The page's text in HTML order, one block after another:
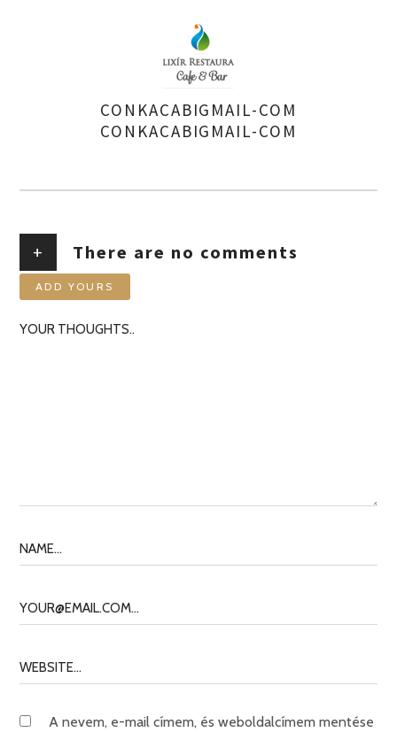
CONKACABIGMAIL-COM
CONKACABIGMAIL-COM
+ There are no comments
ADD YOURS
A nevem, e-mail címem, és weboldalcímem mentése